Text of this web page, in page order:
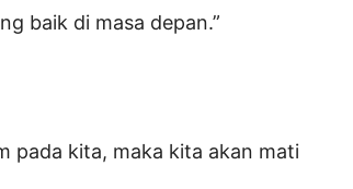
baik di masa depan.”
pada kita, maka kita akan mati